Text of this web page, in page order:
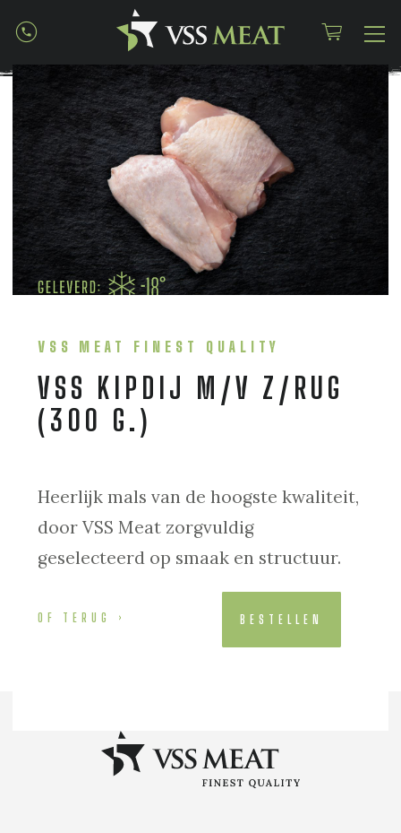
VSS MEAT FINEST QUALITY
VSS KIPDIJ M/V Z/RUG
(300 G.)
Heerlijk mals van de hoogste kwaliteit,
door VSS Meat zorgvuldig
geselecteerd op smaak en structuur.
BESTELLEN
OF TERUG